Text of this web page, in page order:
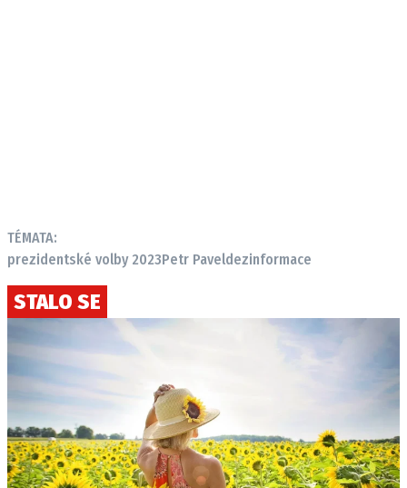
TÉMATA:
prezidentské volby 2023Petr Paveldezinformace
STALO SE